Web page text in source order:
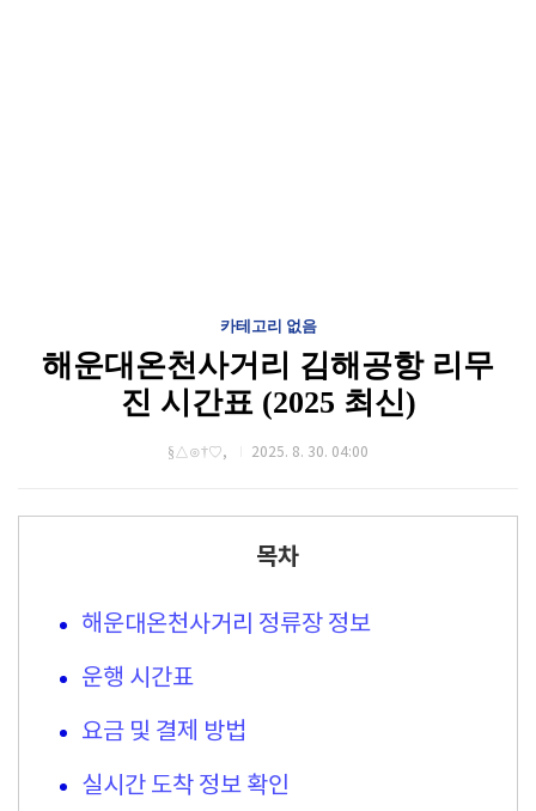
카테고리 없음
해운대온천사거리 김해공항 리무
진 시간표 (2025 최신)
§△⊙†♡, 2025. 8. 30. 04:00
목차
해운대온천사거리 정류장 정보
운행 시간표
요금 및 결제 방법
실시간 도착 정보 확인